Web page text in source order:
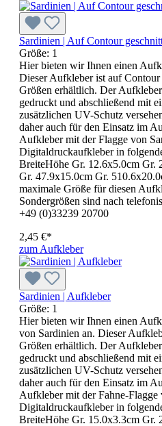
Sardinien | Auf Contour
Größe: 1
Hier bieten wir Ihnen einen
Dieser Aufkleber ist auf Contour
Größen erhältlich. Der
gedruckt und abschließend mit
zusätzlichen UV-Schutz
daher auch für den Einsatz im
Aufkleber mit der Flagge von
Digitaldruckaufkleber in
BreiteHöhe Gr. 12.6x5.0cm Gr.
Gr. 47.9x15.0cm Gr.
maximale Größe für diesen
Sondergrößen sind nach
+49 (0)33239 20700
2,45 €*
zum Aufkleber
Sardinien | Aufkleber
Größe: 1
Hier bieten wir Ihnen einen
von Sardinien an. Dieser
Größen erhältlich. Der
gedruckt und abschließend mit
zusätzlichen UV-Schutz
daher auch für den Einsatz im
Aufkleber mit der Fahne-
Digitaldruckaufkleber in
BreiteHöhe Gr. 15.0x3.3cm Gr.